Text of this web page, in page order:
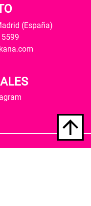
(España)